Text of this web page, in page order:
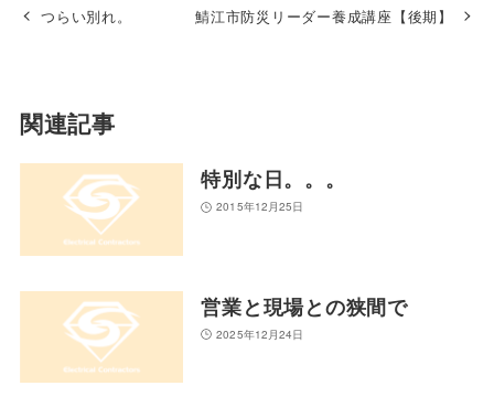
つらい別れ。 鯖江市防災リーダー養成講座【後期】
関連記事
特別な日。。。
2015年12月25日
営業と現場との狭間で
2025年12月24日